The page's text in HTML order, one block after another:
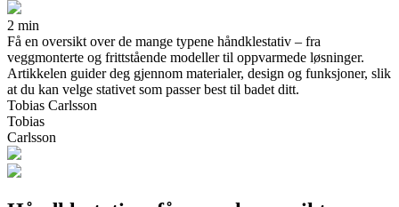
2 min
Få en oversikt over de mange typene håndklestativ – fra
veggmonterte og frittstående modeller til oppvarmede løsninger.
Artikkelen guider deg gjennom materialer, design og funksjoner, slik
at du kan velge stativet som passer best til badet ditt.
Tobias Carlsson
Tobias
Carlsson